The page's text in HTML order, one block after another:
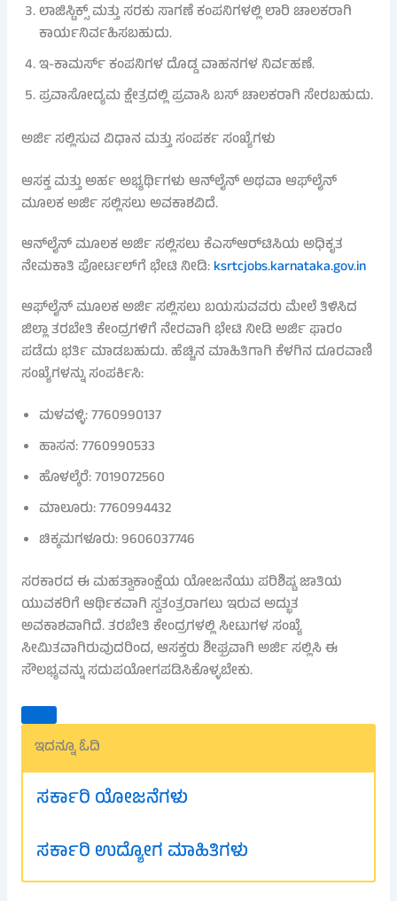
ಲಾಜಿಸ್ಟಿಕ್ಸ್ ಮತ್ತು ಸರಕು ಸಾಗಣೆ ಕಂಪನಿಗಳಲ್ಲಿ ಲಾರಿ ಚಾಲಕರಾಗಿ
ಕಾರ್ಯನಿರ್ವಹಿಸಬಹುದು.
ಇ-ಕಾಮರ್ಸ್ ಕಂಪನಿಗಳ ದೊಡ್ಡ ವಾಹನಗಳ ನಿರ್ವಹಣೆ.
ಪ್ರವಾಸೋದ್ಯಮ ಕ್ಷೇತ್ರದಲ್ಲಿ ಪ್ರವಾಸಿ ಬಸ್ ಚಾಲಕರಾಗಿ ಸೇರಬಹುದು.
ಅರ್ಜಿ ಸಲ್ಲಿಸುವ ವಿಧಾನ ಮತ್ತು ಸಂಪರ್ಕ ಸಂಖ್ಯೆಗಳು
ಆಸಕ್ತ ಮತ್ತು ಅರ್ಹ ಅಭ್ಯರ್ಥಿಗಳು ಆನ್‌ಲೈನ್ ಅಥವಾ ಆಫ್‌ಲೈನ್
ಮೂಲಕ ಅರ್ಜಿ ಸಲ್ಲಿಸಲು ಅವಕಾಶವಿದೆ.
ಆನ್‌ಲೈನ್ ಮೂಲಕ ಅರ್ಜಿ ಸಲ್ಲಿಸಲು ಕೆಎಸ್‌ಆರ್‌ಟಿಸಿಯ ಅಧಿಕೃತ
ನೇಮಕಾತಿ ಪೋರ್ಟಲ್‌ಗೆ ಭೇಟಿ ನೀಡಿ:ksrtcjobs.karnataka.gov.in
ಆಫ್‌ಲೈನ್ ಮೂಲಕ ಅರ್ಜಿ ಸಲ್ಲಿಸಲು ಬಯಸುವವರು ಮೇಲೆ ತಿಳಿಸಿದ
ಜಿಲ್ಲಾ ತರಬೇತಿ ಕೇಂದ್ರಗಳಿಗೆ ನೇರವಾಗಿ ಭೇಟಿ ನೀಡಿ ಅರ್ಜಿ ಫಾರಂ
ಪಡೆದು ಭರ್ತಿ ಮಾಡಬಹುದು. ಹೆಚ್ಚಿನ ಮಾಹಿತಿಗಾಗಿ ಕೆಳಗಿನ ದೂರವಾಣಿ
ಸಂಖ್ಯೆಗಳನ್ನು ಸಂಪರ್ಕಿಸಿ:
ಮಳವಳ್ಳಿ: 7760990137
ಹಾಸನ: 7760990533
ಹೊಳಲ್ಕೆರೆ: 7019072560
ಮಾಲೂರು: 7760994432
ಚಿಕ್ಕಮಗಳೂರು: 9606037746
ಸರಕಾರದ ಈ ಮಹತ್ವಾಕಾಂಕ್ಷೆಯ ಯೋಜನೆಯು ಪರಿಶಿಷ್ಟ ಜಾತಿಯ
ಯುವಕರಿಗೆ ಆರ್ಥಿಕವಾಗಿ ಸ್ವತಂತ್ರರಾಗಲು ಇರುವ ಅದ್ಭುತ
ಅವಕಾಶವಾಗಿದೆ. ತರಬೇತಿ ಕೇಂದ್ರಗಳಲ್ಲಿ ಸೀಟುಗಳ ಸಂಖ್ಯೆ
ಸೀಮಿತವಾಗಿರುವುದರಿಂದ, ಆಸಕ್ತರು ಶೀಘ್ರವಾಗಿ ಅರ್ಜಿ ಸಲ್ಲಿಸಿ ಈ
ಸೌಲಭ್ಯವನ್ನು ಸದುಪಯೋಗಪಡಿಸಿಕೊಳ್ಳಬೇಕು.
ಇದನ್ನೂ ಓದಿ
ಸರ್ಕಾರಿ ಯೋಜನೆಗಳು
ಸರ್ಕಾರಿ ಉದ್ಯೋಗ ಮಾಹಿತಿಗಳು